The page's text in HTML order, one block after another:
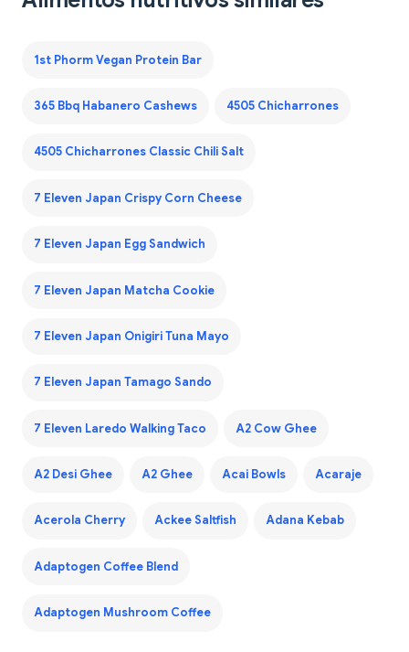
1st Phorm Vegan Protein Bar
365 Bbq Habanero Cashews 4505 Chicharrones
4505 Chicharrones Classic Chili Salt
7 Eleven Japan Crispy Corn Cheese
7 Eleven Japan Egg Sandwich
7 Eleven Japan Matcha Cookie
7 Eleven Japan Onigiri Tuna Mayo
7 Eleven Japan Tamago Sando
7 Eleven Laredo Walking Taco A2 Cow Ghee
A2 Desi Ghee A2 Ghee Acai Bowls Acaraje
Acerola Cherry Ackee Saltfish Adana Kebab
Adaptogen Coffee Blend
Adaptogen Mushroom Coffee